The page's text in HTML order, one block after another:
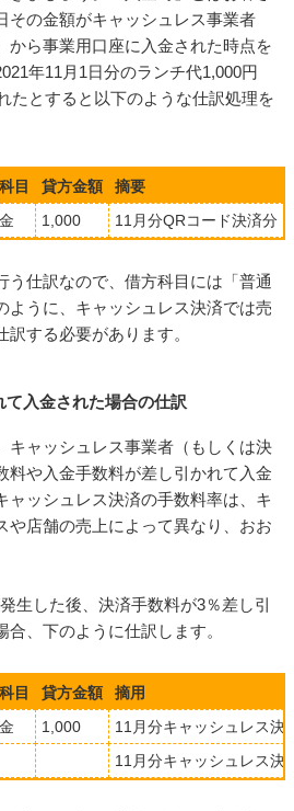
その金額がキャッシュレス事業者
から事業用口座に入金された時点を
年11月1日分のランチ代1,000円
たとすると以下のような仕訳処理を
目 貸方金額
摘要
1,000 11月分QRコード決済分
う仕訳なので、借方科目には「普通
ように、キャッシュレス決済では売
訳する必要があります。
入金された場合の仕訳
キャッシュレス事業者（もしくは決
料や入金手数料が差し引かれて入金
ャッシュレス決済の手数料率は、キ
や店舗の売上によって異なり、おお
生した後、決済手数料が3％差し引
、下のように仕訳します。
目 貸方金額
摘用
1,000
11月分キャッシュレス決
11月分キャッシュレス決